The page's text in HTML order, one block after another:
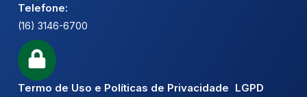
Telefone:
(16) 3146-6700
Termo de Uso e Políticas de Privacidade LGPD